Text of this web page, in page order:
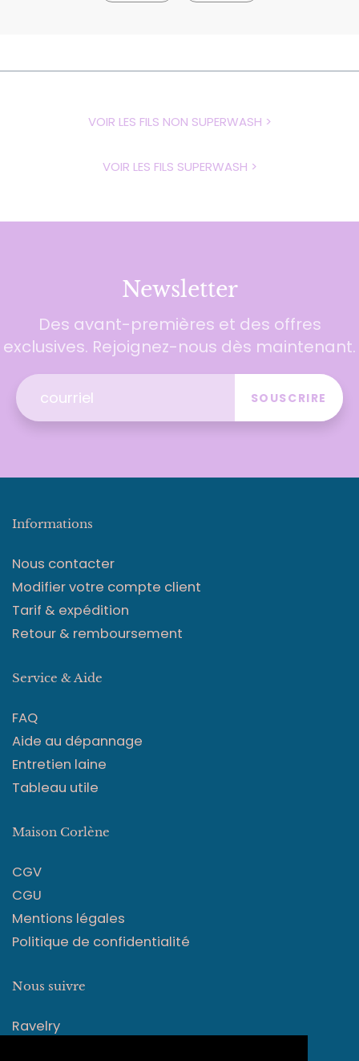
VOIR LES FILS NON SUPERWASH >
VOIR LES FILS SUPERWASH >
Newsletter
Des avant-premières et des offres
exclusives. Rejoignez-nous dès maintenant.
SOUSCRIRE
Informations
Nous contacter
Modifier votre compte client
Tarif & expédition
Retour & remboursement
Service & Aide
FAQ
Aide au dépannage
Entretien laine
Tableau utile
Maison Corlène
CGV
CGU
Mentions légales
Politique de confidentialité
Nous suivre
Ravelry